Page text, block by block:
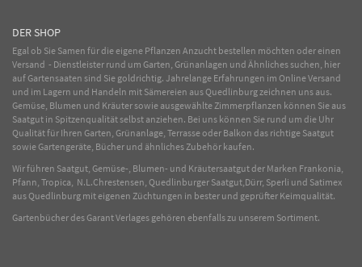
DER SHOP
Egal ob Sie Samen für die eigene Pflanzen Anzucht bestellen möchten oder einen
Versand - Dienstleister rund um Garten, Grünanlagen und Ähnliches suchen, hier
auf Gartensaaten sind Sie goldrichtig. Jahrelange Erfahrungen im OnlineVersand
und im Lagern und Handeln mit Sämereien aus Quedlinburg zeichnen uns aus.
Gemüse, Blumen und Kräuter sowie ausgewählteZimmerpflanzen können Sie aus
Saatgut in Spitzenqualität selbst anziehen. Bei uns können Sie rund um die Uhr
Qualität für Ihren Garten, Grünanlage, Terrasse oder Balkon das richtige Saatgut
sowie Gartengeräte, Bücher und ähnliches Zubehör kaufen.
Wir führen Saatgut, Gemüse-, Blumen- und Kräutersaatgut der Marken Frankonia,
Pfann, Tropica, N.L.Chrestensen, Quedlinburger Saatgut,Dürr, Sperli und Satimex
aus Quedlinburg mit eigenen Züchtungen in bester und geprüfter Keimqualität.
Gartenbücher des Garant Verlages gehören ebenfalls zu unserem Sortiment.